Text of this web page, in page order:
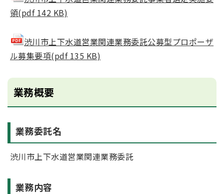
領(pdf 142 KB)
渋川市上下水道営業関連業務委託公募型プロポーザ
ル募集要項(pdf 135 KB)
業務概要
業務委託名
渋川市上下水道営業関連業務委託
業務内容